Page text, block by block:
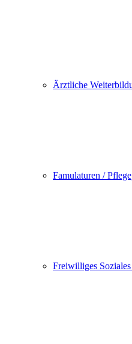
Ärztliche
Famulaturen /
Freiwilliges